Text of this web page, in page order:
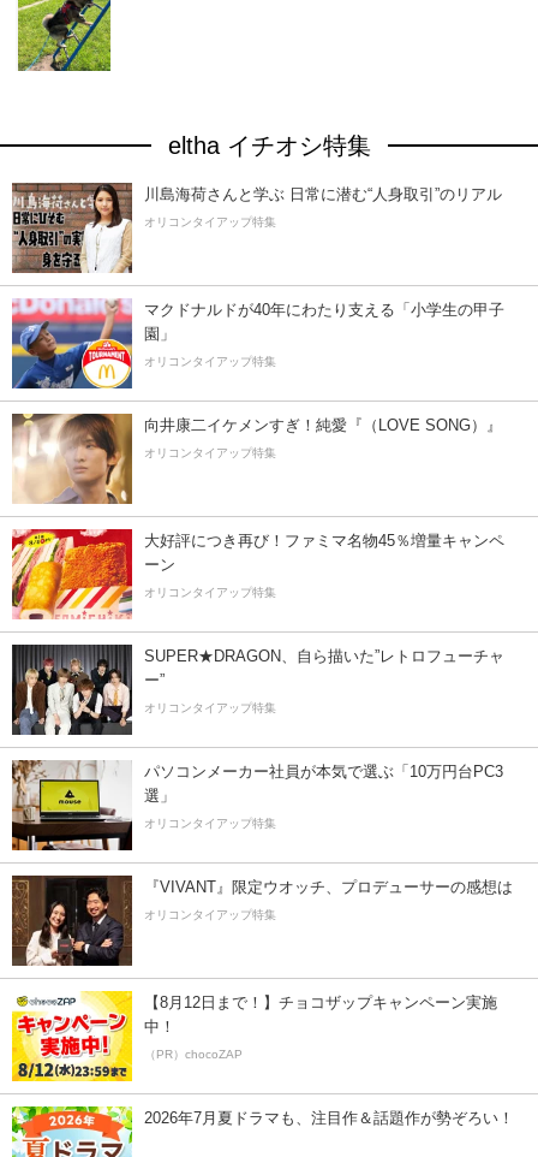
eltha イチオシ特集
川島海荷さんと学ぶ 日常に潜む“人身取引”のリアル
オリコンタイアップ特集
マクドナルドが40年にわたり支える「小学生の甲子
園」
オリコンタイアップ特集
向井康二イケメンすぎ！純愛『（LOVE SONG）』
オリコンタイアップ特集
大好評につき再び！ファミマ名物45％増量キャンペ
ーン
オリコンタイアップ特集
SUPER★DRAGON、自ら描いた”レトロフューチャ
ー”
オリコンタイアップ特集
パソコンメーカー社員が本気で選ぶ「10万円台PC3
選」
オリコンタイアップ特集
『VIVANT』限定ウオッチ、プロデューサーの感想は
オリコンタイアップ特集
【8月12日まで！】チョコザップキャンペーン実施
中！
（PR）chocoZAP
2026年7月夏ドラマも、注目作＆話題作が勢ぞろい！